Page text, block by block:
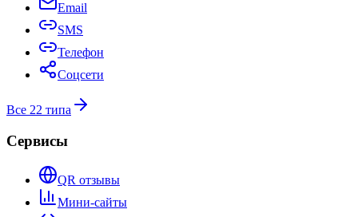
Email
SMS
Телефон
Соцсети
Все 22 типа
Сервисы
QR отзывы
Мини-сайты